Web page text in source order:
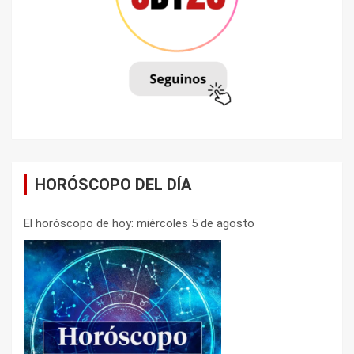
HORÓSCOPO DEL DÍA
El horóscopo de hoy: miércoles 5 de agosto